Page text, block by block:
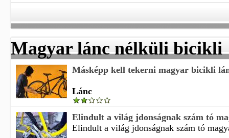
Magyar lánc nélküli bicikli
Másképp kell tekerni magyar bicikli
Lánc
Elindult a világ jdonságnak szám tó
Elindult a világ jdonságnak szám tó